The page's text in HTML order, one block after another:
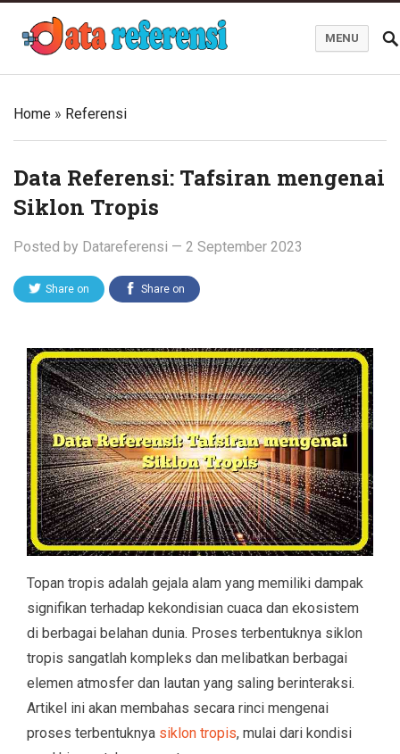
MENU
Home » Referensi
Data Referensi: Tafsiran mengenai
Siklon Tropis
Posted by Datareferensi — 2 September 2023
Share on Share on
Topan tropis adalah gejala alam yang memiliki dampak
signifikan terhadap kekondisian cuaca dan ekosistem
di berbagai belahan dunia. Proses terbentuknya siklon
tropis sangatlah kompleks dan melibatkan berbagai
elemen atmosfer dan lautan yang saling berinteraksi.
Artikel ini akan membahas secara rinci mengenai
proses terbentuknya siklon tropis, mulai dari kondisi